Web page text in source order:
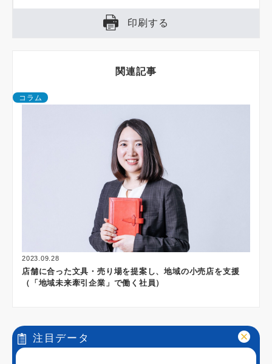
印刷する
関連記事
コラム
2023.09.28
店舗に合った文具・売り場を提案し、地域の小売店を支援
（「地域未来牽引企業」で働く社員）
注目データ